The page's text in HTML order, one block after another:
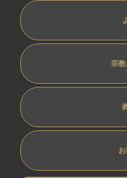
宗